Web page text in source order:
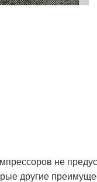
не
другие